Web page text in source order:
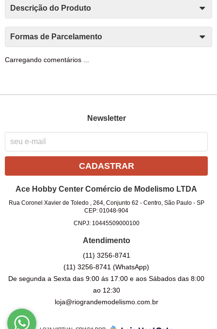
Descrição do Produto
Formas de Parcelamento
Carregando comentários ...
Newsletter
CADASTRAR
Ace Hobby Center Comércio de Modelismo LTDA
Rua Coronel Xavier de Toledo , 264, Conjunto 62 - Centro, São Paulo- SP
CEP: 01048-904
CNPJ: 10445509000100
Atendimento
(11) 3256-8741
(11) 3256-8741(WhatsApp)
De segunda a Sexta das 9:00 ás 17:00 e aos Sábados das 8:00
ao 12:30
loja@riograndemodelismo.com.br